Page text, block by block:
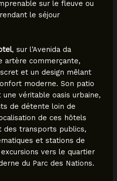
sur le fleuve ou
le séjour
, sur l’Avenida da
artère commerçante,
et un design mêlant
moderne. Son patio
véritable oasis urbaine,
de détente loin de
de ces hôtels
des transports publics,
et stations de
vers le quartier
du Parc des Nations.